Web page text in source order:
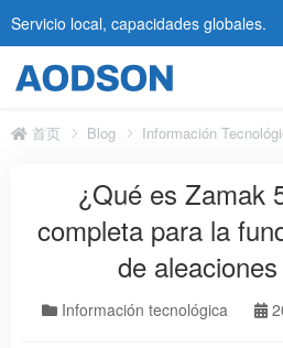
Servicio local, capacidades globales.
首页 Blog Información
¿Qué es Zamak
completa para la
de
Información tecnológica